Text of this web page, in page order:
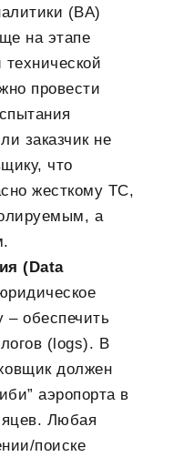
(BA)
на этапе
провести
заказчик не
что
жесткому ТС,
а
(Data
– обеспечить
(logs). В
должен
аэропорта в
Любая
поиске